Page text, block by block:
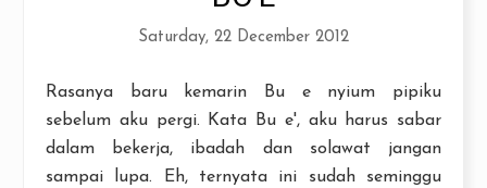
Saturday, 22 December 2012
Rasanya baru kemarin Bu e nyium pipiku
sebelum aku pergi. Kata Bu e', aku harus sabar
dalam bekerja, ibadah dan solawat jangan
sampai lupa. Eh, ternyata ini sudah seminggu